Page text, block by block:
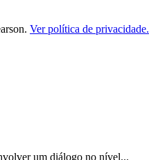
Ver política de privacidade.
um diálogo no nível...